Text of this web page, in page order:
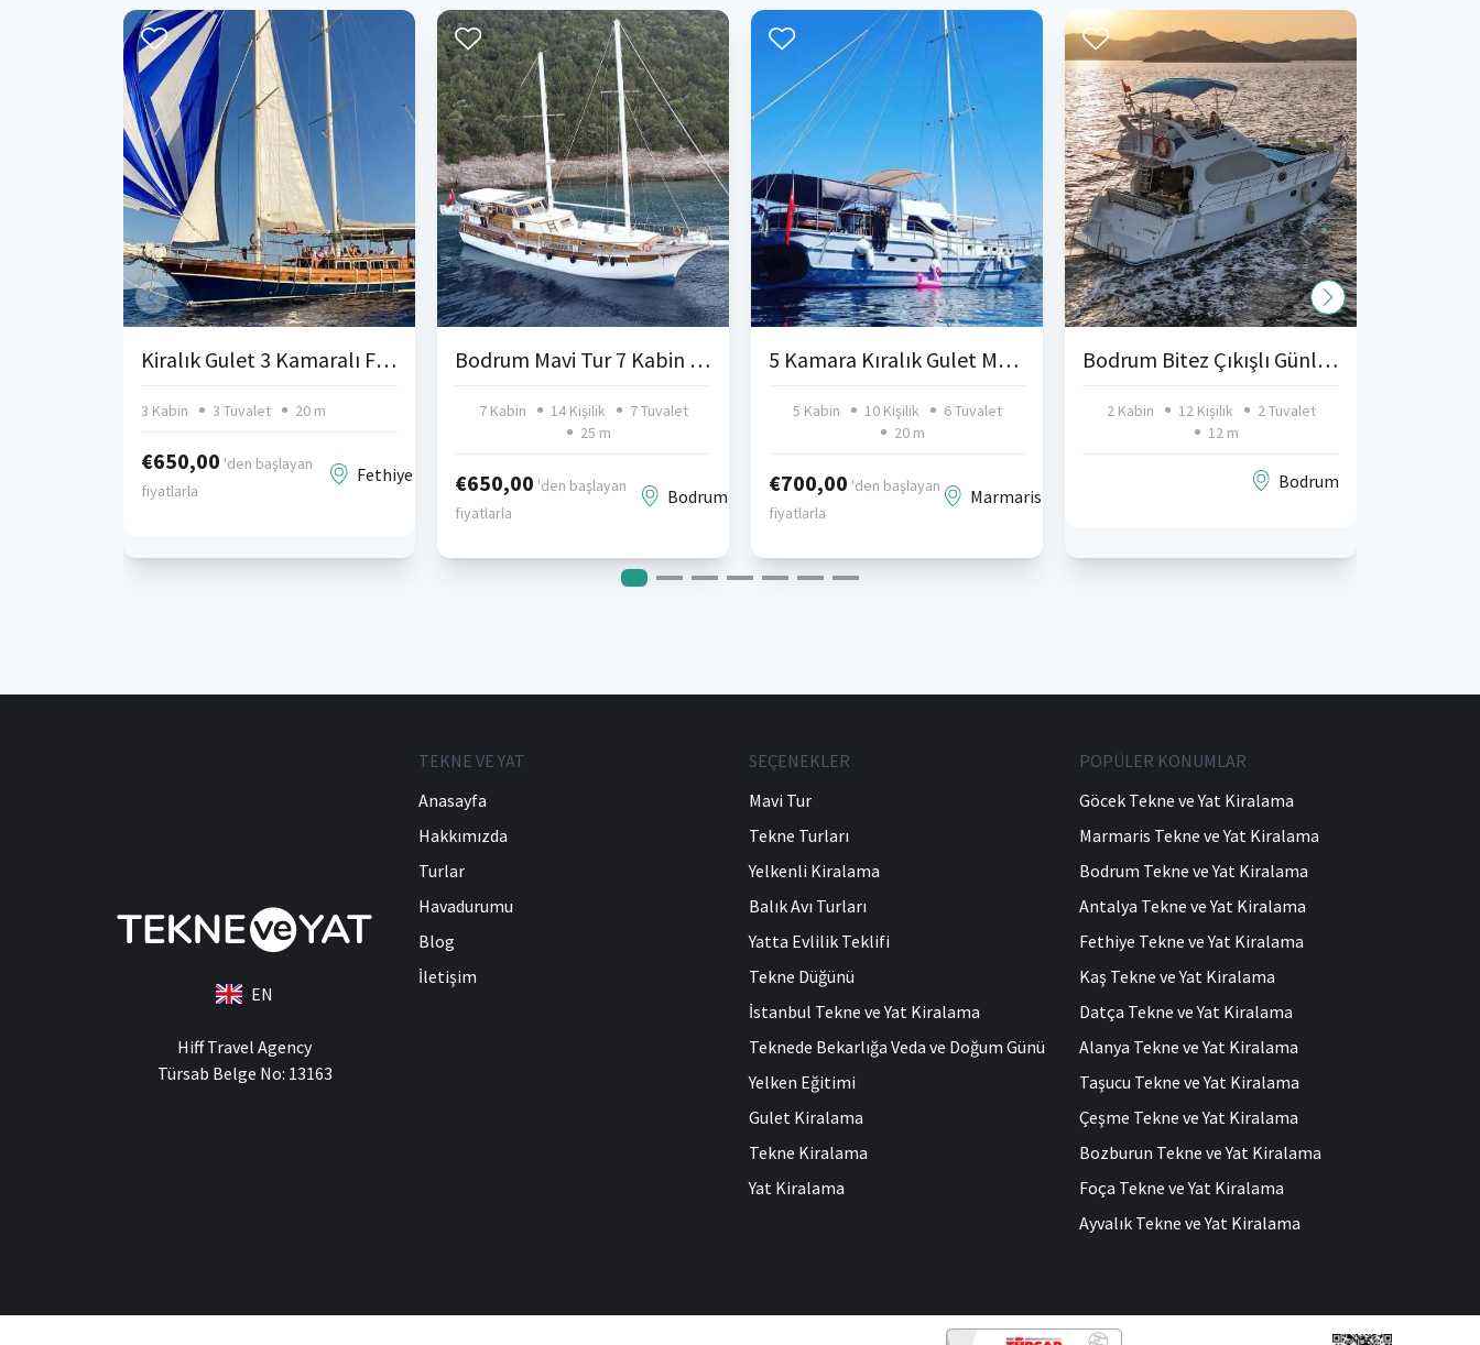
Kiralık Gulet 3 Kamaralı Fethiye
3 Kabin 3 Tuvalet 20 m
€650,00 'den başlayan
fiyatlarla
Fethiye
Bodrum Mavi Tur 7 Kabin Gulet
7 Kabin 14 Kişilik
7 Tuvalet
25 m
€650,00 'den başlayan
fiyatlarla
Bodrum
5 Kamara Kıralık Gulet Marmaris
5 Kabin 10 Kişilik
6 Tuvalet
20 m
€700,00 'den başlayan
fiyatlarla
Marmaris
Bodrum Bitez Çıkışlı Günlük Motoryat Turu
2 Kabin 12 Kişilik
2 Tuvalet
12 m
Bodrum
EN
Hiff Travel Agency
Türsab Belge No: 13163
TEKNE VE YAT
Anasayfa
Hakkımızda
Turlar
Havadurumu
Blog
İletişim
SEÇENEKLER
Mavi Tur
Tekne Turları
Yelkenli Kiralama
Balık Avı Turları
Yatta Evlilik Teklifi
Tekne Düğünü
İstanbul Tekne ve Yat Kiralama
Teknede Bekarlığa Veda ve Doğum Günü
Yelken Eğitimi
Gulet Kiralama
Tekne Kiralama
Yat Kiralama
POPÜLER KONUMLAR
Göcek Tekne ve Yat Kiralama
Marmaris Tekne ve Yat Kiralama
Bodrum Tekne ve Yat Kiralama
Antalya Tekne ve Yat Kiralama
Fethiye Tekne ve Yat Kiralama
Kaş Tekne ve Yat Kiralama
Datça Tekne ve Yat Kiralama
Alanya Tekne ve Yat Kiralama
Taşucu Tekne ve Yat Kiralama
Çeşme Tekne ve Yat Kiralama
Bozburun Tekne ve Yat Kiralama
Foça Tekne ve Yat Kiralama
Ayvalık Tekne ve Yat Kiralama